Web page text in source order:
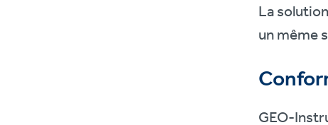
La
un même
GEO-